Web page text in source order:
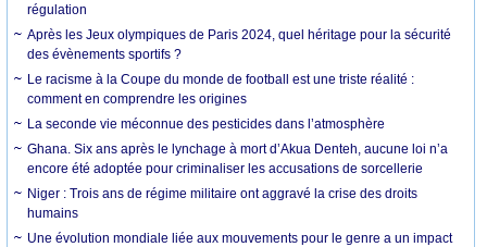
régulation
Après les Jeux olympiques de Paris 2024, quel héritage pour la sécurité
des évènements sportifs ?
Le racisme à la Coupe du monde de football est une triste réalité :
comment en comprendre les origines
La seconde vie méconnue des pesticides dans l’atmosphère
Ghana. Six ans après le lynchage à mort d’Akua Denteh, aucune loi n’a
encore été adoptée pour criminaliser les accusations de sorcellerie
Niger : Trois ans de régime militaire ont aggravé la crise des droits
humains
Une évolution mondiale liée aux mouvements pour le genre a un impact